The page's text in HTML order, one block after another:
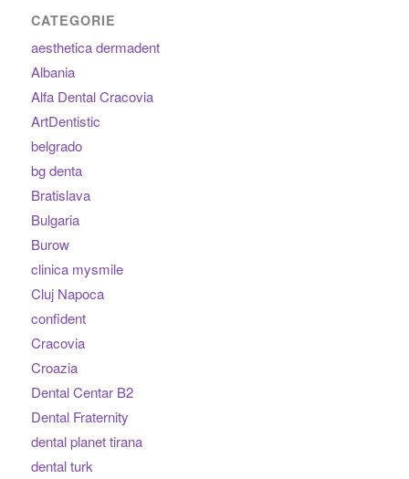
CATEGORIE
aesthetica dermadent
Albania
Alfa Dental Cracovia
ArtDentistic
belgrado
bg denta
Bratislava
Bulgaria
Burow
clinica mysmile
Cluj Napoca
confident
Cracovia
Croazia
Dental Centar B2
Dental Fraternity
dental planet tirana
dental turk